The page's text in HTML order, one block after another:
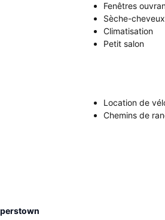
Fenêtres
Sèche-cheveux
Climatisation
Petit salon
Location de
Chemins de